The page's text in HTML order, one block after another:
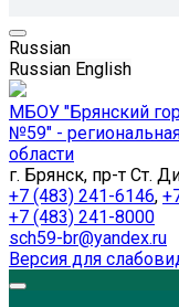
Russian
Russian English
МБОУ "Брянский
№59" -
области
г. Брянск, пр-т Ст.
+7 (483) 241-6146,
+7 (483) 241-8000
sch59-br@yandex.ru
Версия для